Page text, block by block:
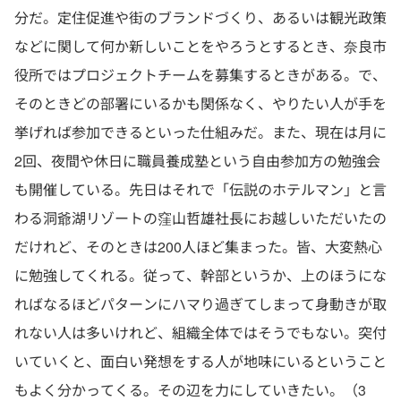
分だ。定住促進や街のブランドづくり、あるいは観光政策
などに関して何か新しいことをやろうとするとき、奈良市
役所ではプロジェクトチームを募集するときがある。で、
そのときどの部署にいるかも関係なく、やりたい人が手を
挙げれば参加できるといった仕組みだ。また、現在は月に
2回、夜間や休日に職員養成塾という自由参加方の勉強会
も開催している。先日はそれで「伝説のホテルマン」と言
わる洞爺湖リゾートの窪山哲雄社長にお越しいただいたの
だけれど、そのときは200人ほど集まった。皆、大変熱心
に勉強してくれる。従って、幹部というか、上のほうにな
ればなるほどパターンにハマり過ぎてしまって身動きが取
れない人は多いけれど、組織全体ではそうでもない。突付
いていくと、面白い発想をする人が地味にいるということ
もよく分かってくる。その辺を力にしていきたい。（3